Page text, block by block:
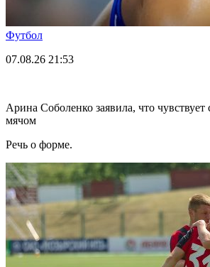
Футбол
07.08.26 21:53
Арина Соболенко заявила, что чувствует
мячом
Речь о форме.